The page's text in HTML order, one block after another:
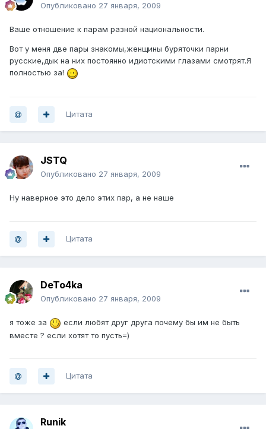
Опубликовано 27 января, 2009
Ваше отношение к парам разной национальности.
Вот у меня две пары знакомы,женщины буряточки парни
русские,дык на них постоянно идиотскими глазами смотрят.Я
полностью за!
Цитата
JSTQ
Опубликовано 27 января, 2009
Ну наверное это дело этих пар, а не наше
Цитата
DeTo4ka
Опубликовано 27 января, 2009
я тоже за
если любят друг друга почему бы им не быть
вместе ? если хотят то пусть=)
Цитата
Runik